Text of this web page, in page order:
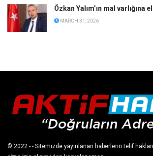
Özkan Yalım’ın mal varlığına
MARCH 31, 2026
© 2022 - - Sitemizde yayınlanan haberlerin telif